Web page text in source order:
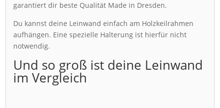
garantiert dir beste Qualität Made in Dresden.
Du kannst deine Leinwand einfach am Holzkeilrahmen
aufhängen. Eine spezielle Halterung ist hierfür nicht
notwendig.
Und so groß ist deine Leinwand
im Vergleich